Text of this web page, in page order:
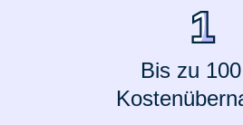
Bis zu